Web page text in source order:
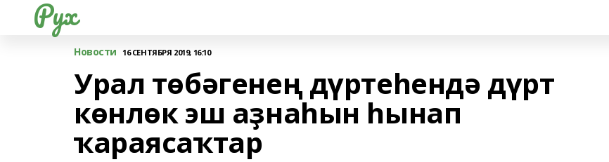
Рух
Новости 16 СЕНТЯБРЯ 2019, 16:10
Урал төбәгенең дүртеһендә дүрт
көнлөк эш аҙнаһын һынап
ҡараясаҡтар